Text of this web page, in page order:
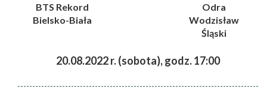
BTS Rekord
Bielsko-Biała
Odra
Wodzisław
Śląski
20.08.2022 r. (sobota), godz. 17:00